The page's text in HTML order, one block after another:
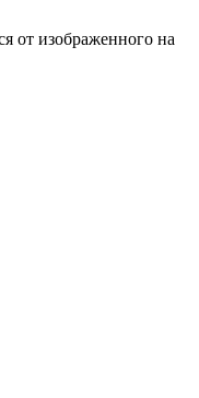
от изображенного на